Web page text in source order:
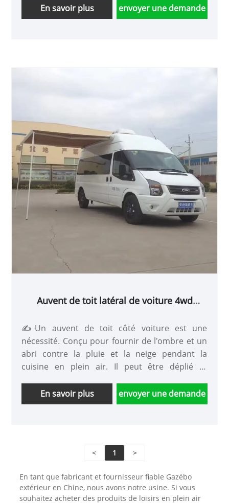
Oxford 600D avec matériau enduit de PU est
imperméable, ignifuge et résistant aux UV pour
En savoir plus envoyer une demande
Auvent de toit latéral de voiture 4wd
✍Un auvent de toit côté voiture est une
nécessité. Conçu pour fournir de l'ombre et un
abri contre la pluie et la neige pendant la
cuisine en plein air. Il peut être déplié et
alliez pique-niquer, pêcher, conduire ou
camper, ce grand auvent imperméable offre
plein air. ► Paramètres du produit : -Nom :
pare-soleil de voiture/tente de camping/tente
argent 420D -Tige de support: tige télescopique
en alliage d'aluminium épaissie -Dimensions :
En savoir plus envoyer une demande
< 1 >
En tant que fabricant et fournisseur fiable Gazébo
extérieur en Chine, nous avons notre usine. Si vous
souhaitez acheter des produits de loisirs en plein air